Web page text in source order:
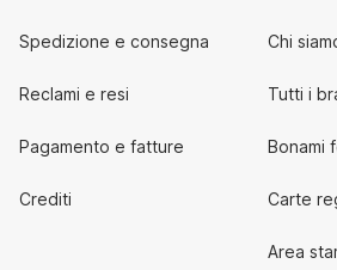
Spedizione e consegna
Reclami e resi
Pagamento e fatture
Crediti
Chi
Tutti i
Bonami
Carte
Area